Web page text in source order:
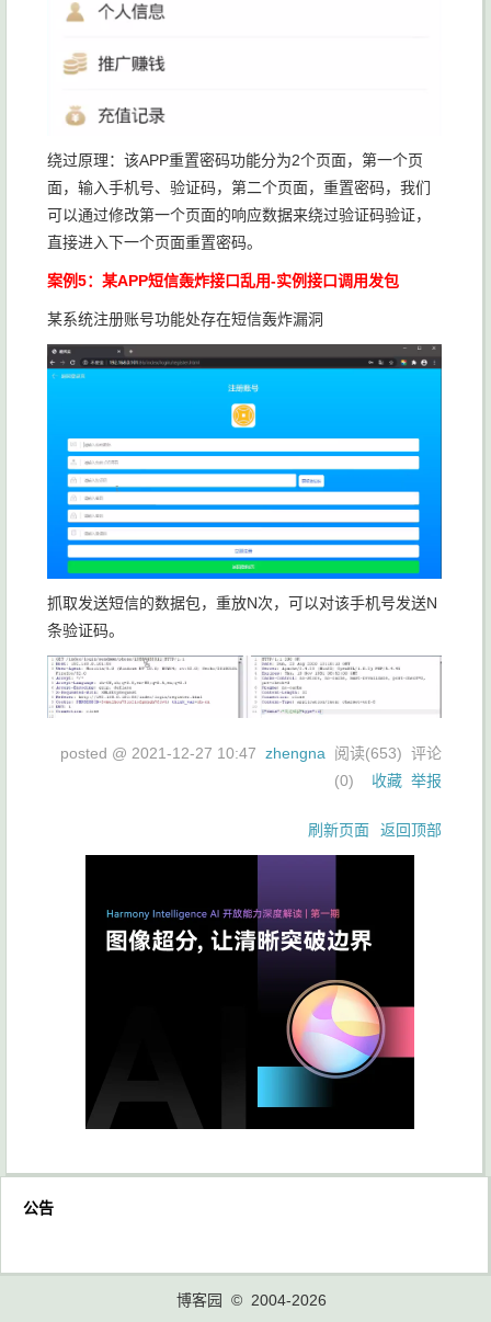
绕过原理：该APP重置密码功能分为2个页面，第一个页
面，输入手机号、验证码，第二个页面，重置密码，我们
可以通过修改第一个页面的响应数据来绕过验证码验证，
直接进入下一个页面重置密码。
案例5：某APP短信轰炸接口乱用-实例接口调用发包
某系统注册账号功能处存在短信轰炸漏洞
抓取发送短信的数据包，重放N次，可以对该手机号发送N
条验证码。
posted @ 2021-12-27 10:47 zhengna 阅读(653) 评论
(0) 收藏 举报
刷新页面 返回顶部
公告
博客园 © 2004-2026